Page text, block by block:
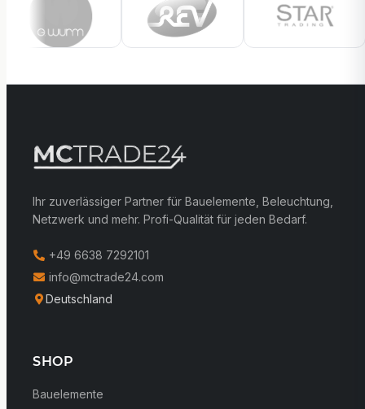
Ihr zuverlässiger Partner für Bauelemente, Beleuchtung,
Netzwerk und mehr. Profi-Qualität für jeden Bedarf.
+49 6638 7292101
info@mctrade24.com
Deutschland
SHOP
Bauelemente